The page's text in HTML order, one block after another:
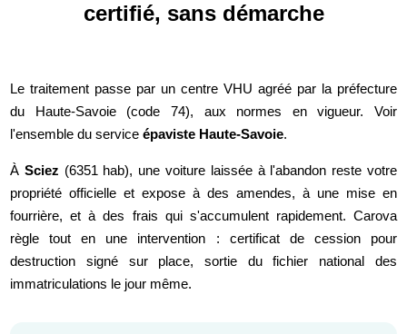
certifié, sans démarche
Le traitement passe par un centre VHU agréé par la préfecture
du Haute-Savoie (code 74), aux normes en vigueur. Voir
l'ensemble du serviceépaviste Haute-Savoie.
À Sciez (6351 hab), une voiture laissée à l'abandon reste votre
propriété officielle et expose à des amendes, à une mise en
fourrière, et à des frais qui s'accumulent rapidement. Carova
règle tout en une intervention : certificat de cession pour
destruction signé sur place, sortie du fichier national des
immatriculations le jour même.